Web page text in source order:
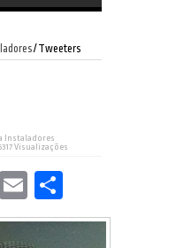
/Tweeters
Instaladores
Visualizações
LinkedIn
Email